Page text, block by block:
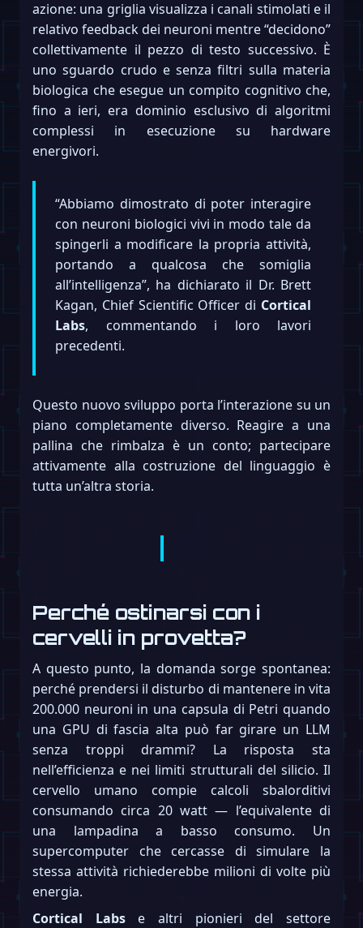
azione: una griglia visualizza i canali stimolati e il
relativo feedback dei neuroni mentre “decidono”
collettivamente il pezzo di testo successivo. È
uno sguardo crudo e senza filtri sulla materia
biologica che esegue un compito cognitivo che,
fino a ieri, era dominio esclusivo di algoritmi
complessi in esecuzione su hardware
energivori.
“Abbiamo dimostrato di poter interagire
con neuroni biologici vivi in modo tale da
spingerli a modificare la propria attività,
portando a qualcosa che somiglia
all’intelligenza”, ha dichiarato il Dr. Brett
Kagan, Chief Scientific Officer di Cortical
Labs, commentando i loro lavori
precedenti.
Questo nuovo sviluppo porta l’interazione su un
piano completamente diverso. Reagire a una
pallina che rimbalza è un conto; partecipare
attivamente alla costruzione del linguaggio è
tutta un’altra storia.
Perché ostinarsi con i
cervelli in provetta?
A questo punto, la domanda sorge spontanea:
perché prendersi il disturbo di mantenere in vita
200.000 neuroni in una capsula di Petri quando
una GPU di fascia alta può far girare un LLM
senza troppi drammi? La risposta sta
nell’efficienza e nei limiti strutturali del silicio. Il
cervello umano compie calcoli sbalorditivi
consumando circa 20 watt — l’equivalente di
una lampadina a basso consumo. Un
supercomputer che cercasse di simulare la
stessa attività richiederebbe milioni di volte più
energia.
Cortical Labse altri pionieri del settore